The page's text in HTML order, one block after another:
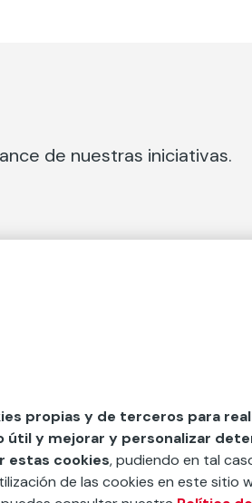
de nuestras iniciativas.
y ayudas
propias y de terceros para
y mejorar y personalizar
estas cookies, pudiendo en tal
de las cookies en este sitio